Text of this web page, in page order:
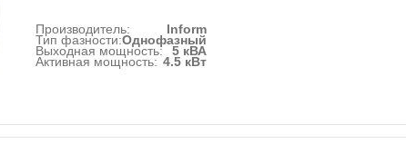
Производитель: Inform
Тип фазности:Однофазный
Выходная мощность: 5 кВА
Активная мощность: 4.5 кВт